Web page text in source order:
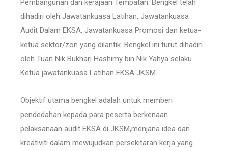
Pembangunan dan kerajaan Tempatan. Bengkel telah
dihadiri oleh Jawatankuasa Latihan, Jawatankuasa
Audit Dalam EKSA, Jawatankuasa Promosi dan ketua-
ketua sektor/zon yang dilantik. Bengkel ini turut dihadiri
oleh Tuan Nik Bukhari Hashimy bin Nik Yahya selaku
Ketua jawatankuasa Latihan EKSA JKSM.
Objektif utama bengkel adalah untuk memberi
pendedahan kepada para peserta berkenaan
pelaksanaan audit EKSA di JKSM,menjana idea dan
kreativiti dalam mewujudkan persekitaran kerja yang